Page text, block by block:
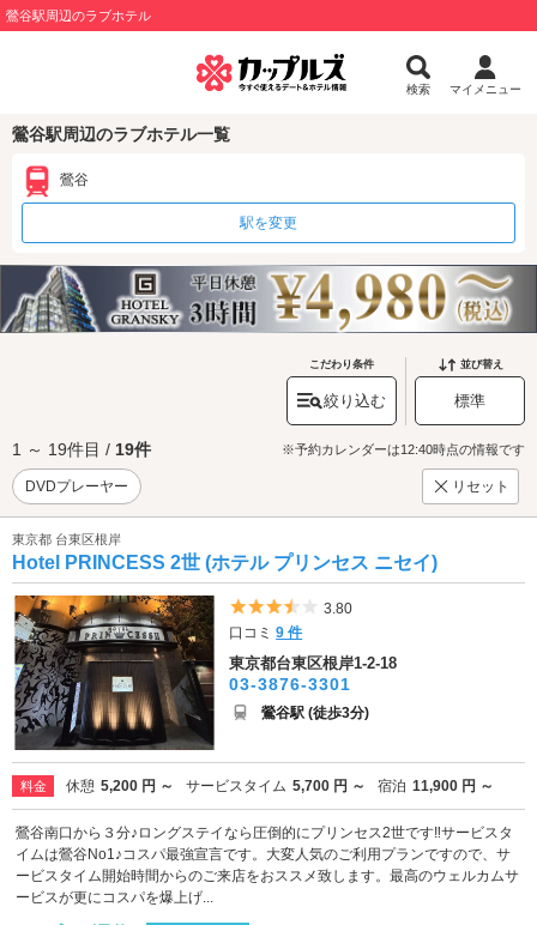
鶯谷駅周辺のラブホテル
検索 マイメニュー
鶯谷駅周辺のラブホテル一覧
鶯谷
駅を変更
こだわり条件
絞り込む
並び替え
標準
1 ～ 19件目 / 19件 ※予約カレンダーは12:40時点の情報です
DVDプレーヤー リセット
東京都 台東区根岸
Hotel PRINCESS 2世 (ホテル プリンセス ニセイ)
5つ星のうち3.5
3.80
口コミ9 件
東京都台東区根岸1-2-18
03-3876-3301
鶯谷駅 (徒歩3分)
料金 休憩 5,200 円 ～ サービスタイム 5,700 円 ～ 宿泊 11,900 円 ～
鶯谷南口から３分♪ロングステイなら圧倒的にプリンセス2世です‼サービスタ
イムは鶯谷No1♪コスパ最強宣言です。大変人気のご利用プランですので、サ
ービスタイム開始時間からのご来店をおススメ致します。最高のウェルカムサ
ービスが更にコスパを爆上げ...